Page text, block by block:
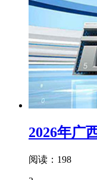
2026年广
阅读：198